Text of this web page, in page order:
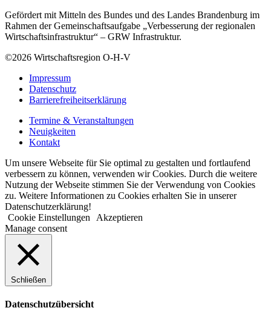
Gefördert mit Mitteln des Bundes und des Landes Brandenburg im
Rahmen der Gemeinschaftsaufgabe „Verbesserung der regionalen
Wirtschaftsinfrastruktur“ – GRW Infrastruktur.
©2026 Wirtschaftsregion O-H-V
Impressum
Datenschutz
Barrierefreiheitserklärung
Termine & Veranstaltungen
Neuigkeiten
Kontakt
Um unsere Webseite für Sie optimal zu gestalten und fortlaufend
verbessern zu können, verwenden wir Cookies. Durch die weitere
Nutzung der Webseite stimmen Sie der Verwendung von Cookies
zu. Weitere Informationen zu Cookies erhalten Sie in unserer
Datenschutzerklärung!
Cookie Einstellungen
Akzeptieren
Manage consent
Schließen
Datenschutzübersicht